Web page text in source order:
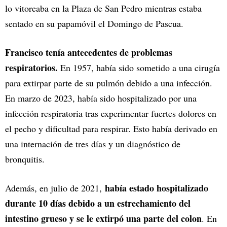
lo vitoreaba en la Plaza de San Pedro mientras estaba
sentado en su papamóvil el Domingo de Pascua.
Francisco tenía antecedentes de problemas
respiratorios. En 1957, había sido sometido a una cirugía
para extirpar parte de su pulmón debido a una infección.
En marzo de 2023, había sido hospitalizado por una
infección respiratoria tras experimentar fuertes dolores en
el pecho y dificultad para respirar. Esto había derivado en
una internación de tres días y un diagnóstico de
bronquitis.
Además, en julio de 2021, había estado hospitalizado
durante 10 días debido a un estrechamiento del
intestino grueso y se le extirpó una parte del colon. En